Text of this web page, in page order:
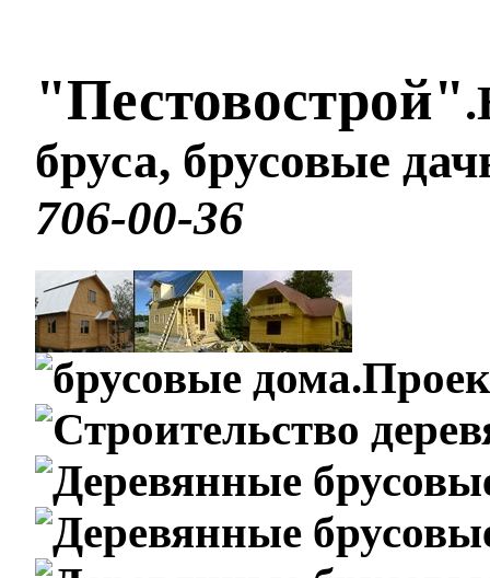
"Пестовострой".
бруса, брусовые
706-00-36